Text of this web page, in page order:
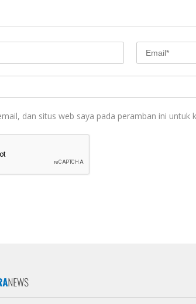
dan situs web saya pada peramban ini untuk